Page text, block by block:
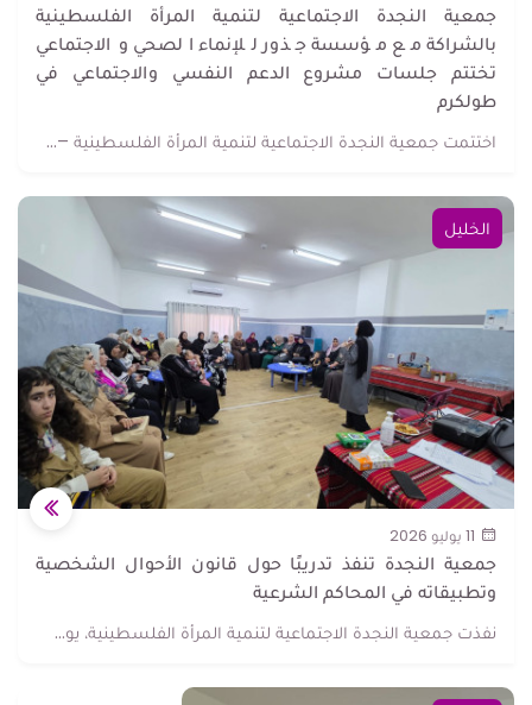
جمعية النجدة الاجتماعية لتنمية المرأة الفلسطينية
بالشراكة مع مؤسسة جذور للإنماء الصحي والاجتماعي
تختتم جلسات مشروع الدعم النفسي والاجتماعي في
طولكرم
اختتمت جمعية النجدة الاجتماعية لتنمية المرأة الفلسطينية –...
الخليل
11 يوليو 2026
جمعية النجدة تنفذ تدريبًا حول قانون الأحوال الشخصية
وتطبيقاته في المحاكم الشرعية
نفذت جمعية النجدة الاجتماعية لتنمية المرأة الفلسطينية، يو...